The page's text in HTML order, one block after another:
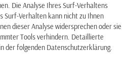
Die Analyse Ihres Surf-Verhaltens
Surf-Verhalten kann nicht zu Ihnen
dieser Analyse widersprechen oder sie
Tools verhindern. Detaillierte
der folgenden Datenschutzerklärung.